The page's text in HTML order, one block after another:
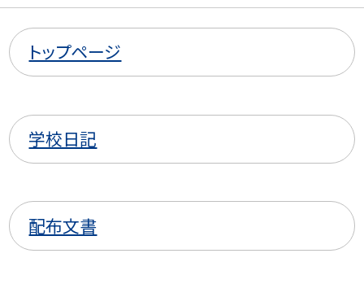
トップページ
学校日記
配布文書